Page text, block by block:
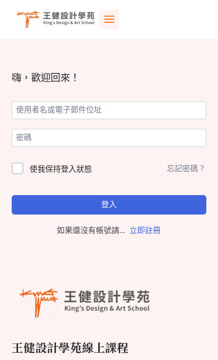
嗨，歡迎回來！
使我保持登入狀態 忘記密碼？
登入
如果還沒有帳號請... 立即註冊
王健設計學苑線上課程